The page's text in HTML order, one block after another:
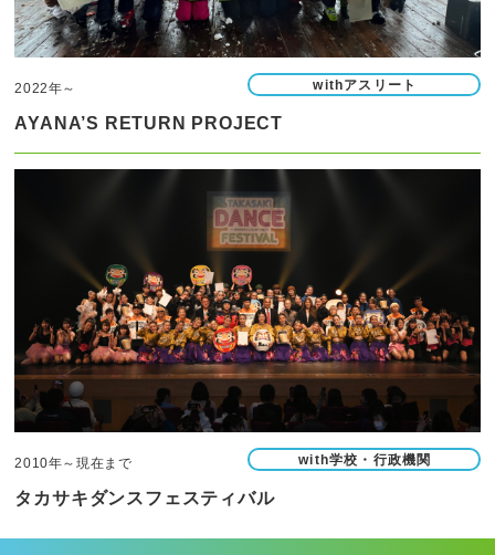
2022年～ withアスリート
AYANA’S RETURN PROJECT
2010年～現在まで with学校・行政機関
タカサキダンスフェスティバル